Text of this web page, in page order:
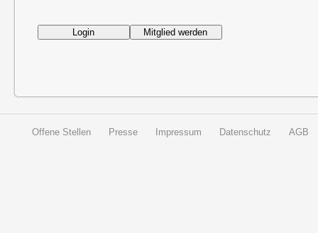
Offene Stellen Presse Impressum Datenschutz AGB